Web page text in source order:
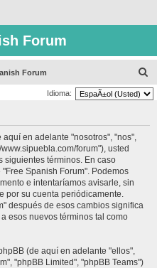
Forum
Forum
u
Idioma:
en adelante "nosotros", "nos",
forum"), usted
siguientes términos. En caso
Spanish Forum". Podemos
e intentaríamos avisarle, sin
por su cuenta periódicamente.
después de esos cambios significa
esos nuevos términos tal como
(de aquí en adelante "ellos",
"phpBB Limited", "phpBB Teams")